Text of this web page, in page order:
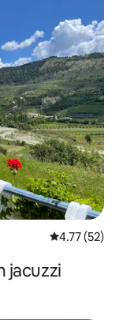
Calificación
4.77 (52)
jacuzzi